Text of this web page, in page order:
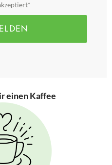
einen Kaffee